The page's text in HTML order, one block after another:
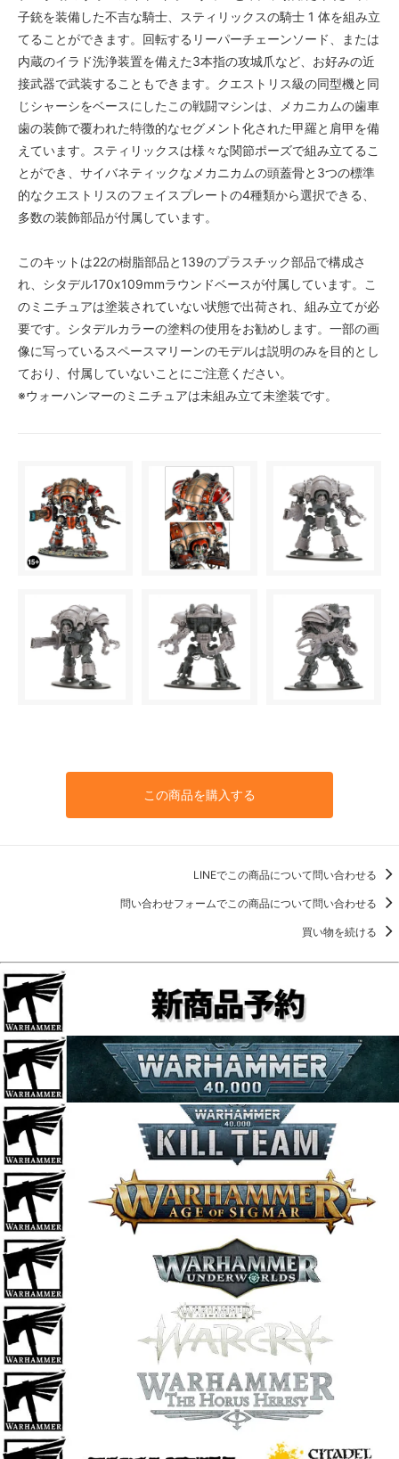
子銃を装備した不吉な騎士、スティリックスの騎士 1 体を組み立
てることができます。回転するリーパーチェーンソード、または
内蔵のイラド洗浄装置を備えた3本指の攻城爪など、お好みの近
接武器で武装することもできます。クエストリス級の同型機と同
じシャーシをベースにしたこの戦闘マシンは、メカニカムの歯車
歯の装飾で覆われた特徴的なセグメント化された甲羅と肩甲を備
えています。スティリックスは様々な関節ポーズで組み立てるこ
とができ、サイバネティックなメカニカムの頭蓋骨と3つの標準
的なクエストリスのフェイスプレートの4種類から選択できる、
多数の装飾部品が付属しています。
このキットは22の樹脂部品と139のプラスチック部品で構成さ
れ、シタデル170x109mmラウンドベースが付属しています。こ
のミニチュアは塗装されていない状態で出荷され、組み立てが必
要です。シタデルカラーの塗料の使用をお勧めします。一部の画
像に写っているスペースマリーンのモデルは説明のみを目的とし
ており、付属していないことにご注意ください。
※ウォーハンマーのミニチュアは未組み立て未塗装です。
この商品を購入する
LINEでこの商品について問い合わせる
問い合わせフォームでこの商品について問い合わせる
買い物を続ける